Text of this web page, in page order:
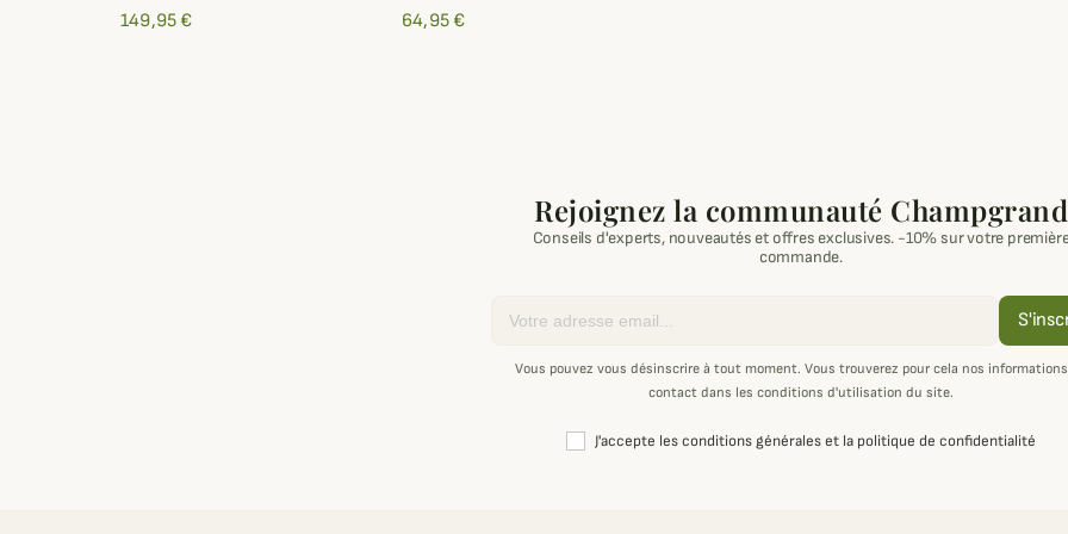
149,95 € 64,95 €
Rejoignez la communauté Champgrand
Conseils d'experts, nouveautés et offres exclusives. -10% sur votre
commande.
Vous pouvez vous désinscrire à tout moment. Vous trouverez pour cela nos
contact dans les conditions d'utilisation du site.
J'accepte les conditions générales et la politique de confidentialité